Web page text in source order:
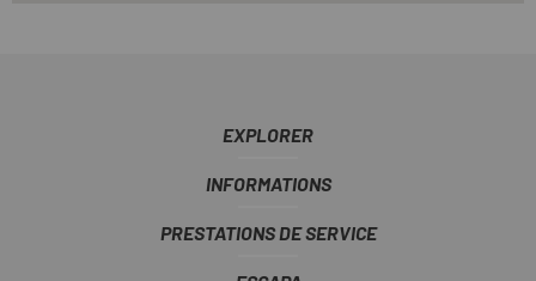
EXPLORER
INFORMATIONS
PRESTATIONS DE SERVICE